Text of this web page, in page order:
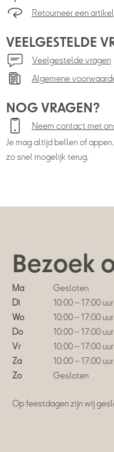
Retourneer een artikel
VEELGESTELDE
Veelgestelde vragen
Algemene
NOG VRAGEN?
Neem contact met
Je mag altijd bellen of
zo snel mogelijk terug.
Bezoek
Ma
Gesloten
Di
10:00 – 17:00 uur
Wo
10:00 – 17:00 uur
Do
10:00 – 17:00 uur
Vr
10:00 – 17:00 uur
Za
10:00 – 17:00 uur
Zo
Gesloten
Op feestdagen zijn wij